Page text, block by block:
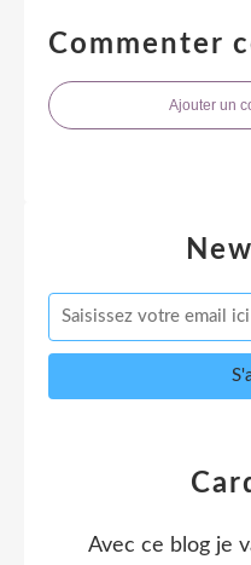
Commenter
Ajouter un
Avec ce blog je